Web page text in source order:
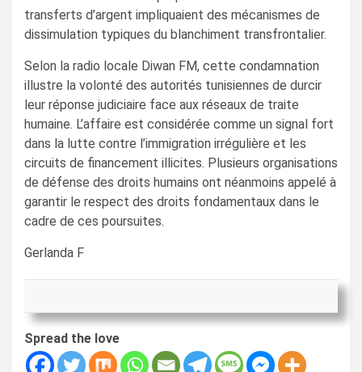
transferts d’argent impliquaient des mécanismes de
dissimulation typiques du blanchiment transfrontalier.
Selon la radio locale Diwan FM, cette condamnation
illustre la volonté des autorités tunisiennes de durcir
leur réponse judiciaire face aux réseaux de traite
humaine. L’affaire est considérée comme un signal fort
dans la lutte contre l’immigration irrégulière et les
circuits de financement illicites. Plusieurs organisations
de défense des droits humains ont néanmoins appelé à
garantir le respect des droits fondamentaux dans le
cadre de ces poursuites.
Gerlanda F
Spread the love